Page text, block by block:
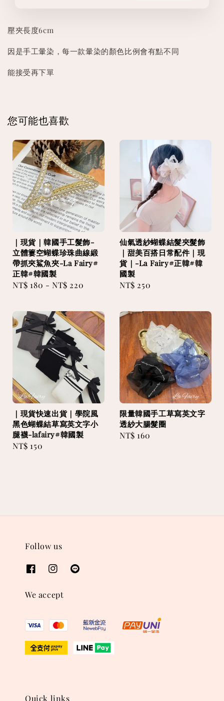
壓夾長度6cm
因是手工暈染，每一款暈染的顏色比例會有點不同
能接受再下單
您可能也喜歡
｜現貨｜韓國手工髮飾-
立體簍空蝴蝶珍珠曲線緞
帶抓夾鯊魚夾-La Fairy#
正韓#韓國製
Regular
NT$ 180 -NT$ 220
仙氣透紗蝴蝶結髮夾髮飾
｜甜美百搭日常配件｜現
貨｜-La Fairy#正韓#韓
國製
Regular
NT$ 250
｜現貨快速出貨｜學院風
黑色蝴蝶結草寫英文字小
腿襪-lafairy#韓國製
Regular
NT$ 150
限量韓國手工草寫英文字
透紗大腸髮圈
Regular
NT$ 160
Follow us
We accept
Quick links